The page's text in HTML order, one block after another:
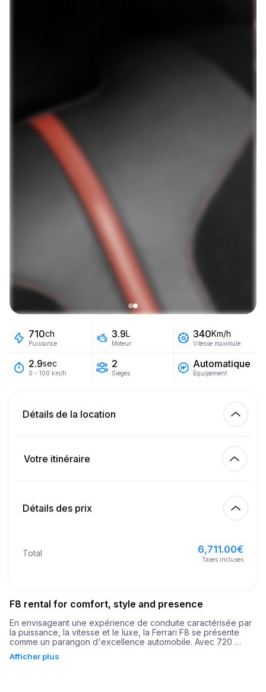
710ch
Puissance
3.9L
Moteur
340Km/h
Vitesse maximale
2.9sec
0 - 100 km/h
2
Sièges
Automatique
Équipement
Détails de la location
450.00
21
10,000.00 €
Votre itinéraire
Finition
Détails des prix
Total 6,711.00€
Taxes incluses
F8 rental for comfort, style and presence
En envisageant une expérience de conduite caractérisée par
la puissance, la vitesse et le luxe, la Ferrari F8 se présente
comme un parangon d'excellence automobile. Avec 720
km/h en à peine 2,9 secondes, la Ferrari F8 est un témoignage
Afficher plus